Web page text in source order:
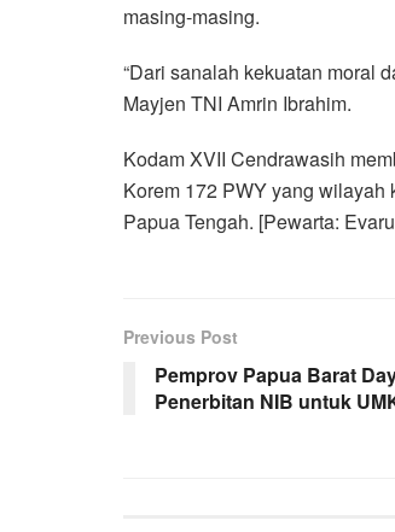
masing-masing.
“Dari sanalah kekuatan moral
Mayjen TNI Amrin Ibrahim.
Kodam XVII Cendrawasih
Korem 172 PWY yang
Papua Tengah. [Pewarta:
Previous Post
Pemprov Papua Barat
Penerbitan NIB untuk